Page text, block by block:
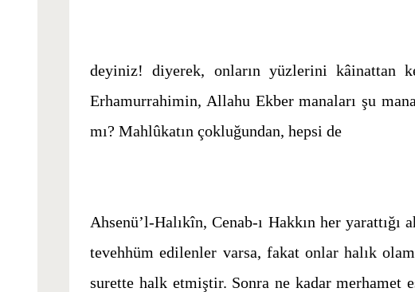
deyiniz! diyerek, onların yüzlerini kâinattan
Erhamurrahimin, Allahu Ekber manaları şu
mı? Mahlûkatın çokluğundan, hepsi de
Ahsenü’l-Halıkîn, Cenab-ı Hakkın her
tevehhüm edilenler varsa, fakat onlar halık
surette halk etmiştir. Sonra ne kadar merhamet